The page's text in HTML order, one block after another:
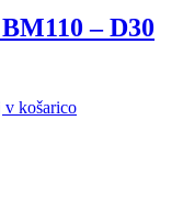
– D30
v košarico